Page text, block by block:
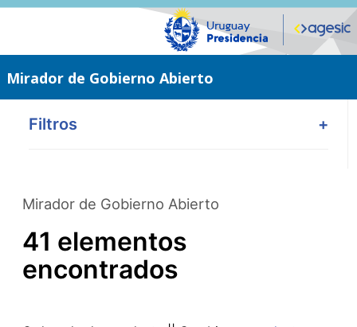
Saltar
Mirador de Gobierno Abierto
Filtros +
Mirador de Gobierno Abierto
41 elementos
encontrados